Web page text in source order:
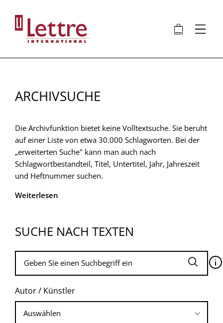
Inhalt
🛍 ⋮
ARCHIVSUCHE
Die Archivfunktion bietet keine Volltextsuche. Sie beruht
auf einer Liste von etwa 30.000 Schlagworten. Bei der
„erweiterten Suche" kann man auch nach
Schlagwortbestandteil, Titel, Untertitel, Jahr, Jahreszeit
und Heftnummer suchen.
Weiterlesen
SUCHE NACH TEXTEN
🛈
Autor / Künstler